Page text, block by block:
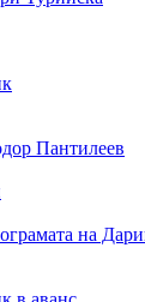
Пантилеев
на